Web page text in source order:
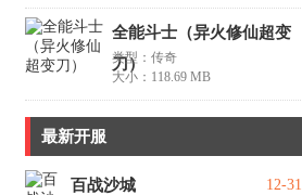
全能斗士（异火修仙超变
刀）
类型：传奇
大小：118.69 MB
最新开服
百战沙城 12-31